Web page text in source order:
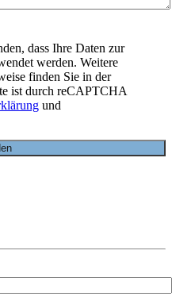
dass Ihre Daten zur
werden. Weitere
finden Sie in der
ist durch reCAPTCHA
und